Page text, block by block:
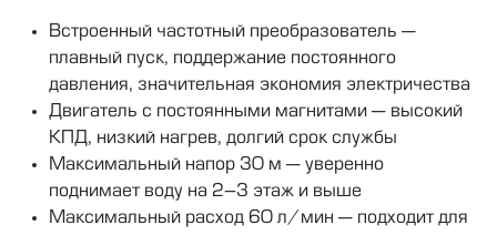
Встроенный частотный преобразователь —
плавный пуск, поддержание постоянного
давления, значительная экономия электричества
Двигатель с постоянными магнитами — высокий
КПД, низкий нагрев, долгий срок службы
Максимальный напор 30 м — уверенно
поднимает воду на 2–3 этаж и выше
Максимальный расход 60 л/мин — подходит для